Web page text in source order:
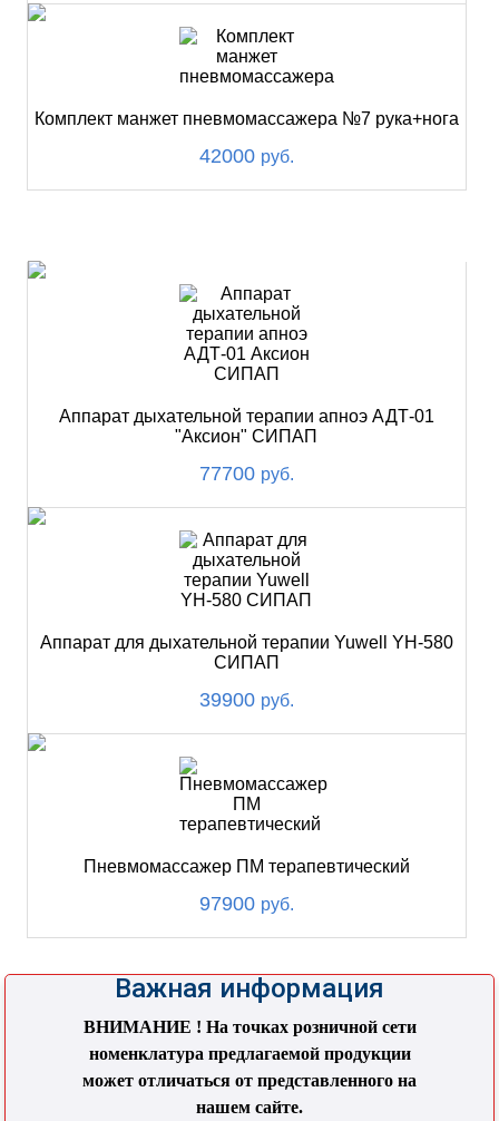
Комплект манжет пневмомассажера №7 рука+нога
42000 руб.
Аппарат дыхательной терапии апноэ АДТ-01
"Аксион" СИПАП
77700 руб.
Аппарат для дыхательной терапии Yuwell YH-580
СИПАП
39900 руб.
Пневмомассажер ПМ терапевтический
97900 руб.
Важная информация
ВНИМАНИЕ ! На точках розничной сети
номенклатура предлагаемой продукции
может отличаться от представленного на
нашем сайте.